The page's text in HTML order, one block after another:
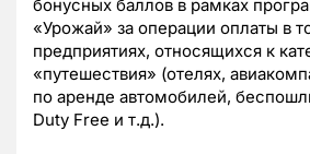
бонусных баллов в рамках
«Урожай» за операции оплаты в
предприятиях, относящихся к
«путешествия» (отелях,
по аренде автомобилей,
Duty Free и т.д.).